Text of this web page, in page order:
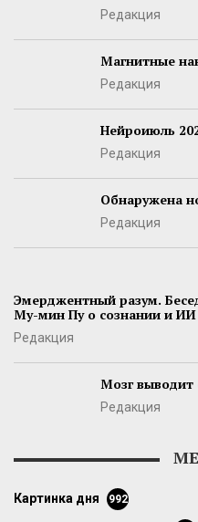
Редакция
Магнитные
Редакция
Нейроиюль
Редакция
Обнаружена
Редакция
Эмерджентный разум.
Му-мин Пу о сознании и ИИ
Редакция
Мозг выводит
Редакция
картинка дня 992